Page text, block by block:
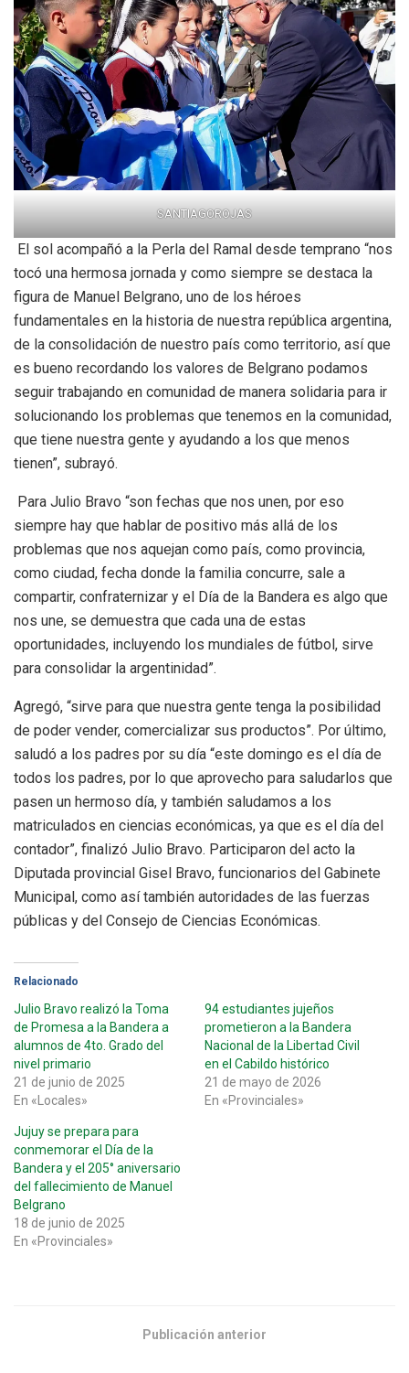
SANTIAGOROJAS
El sol acompañó a la Perla del Ramal desde temprano “nos
tocó una hermosa jornada y como siempre se destaca la
figura de Manuel Belgrano, uno de los héroes
fundamentales en la historia de nuestra república argentina,
de la consolidación de nuestro país como territorio, así que
es bueno recordando los valores de Belgrano podamos
seguir trabajando en comunidad de manera solidaria para ir
solucionando los problemas que tenemos en la comunidad,
que tiene nuestra gente y ayudando a los que menos
tienen”, subrayó.
Para Julio Bravo “son fechas que nos unen, por eso
siempre hay que hablar de positivo más allá de los
problemas que nos aquejan como país, como provincia,
como ciudad, fecha donde la familia concurre, sale a
compartir, confraternizar y el Día de la Bandera es algo que
nos une, se demuestra que cada una de estas
oportunidades, incluyendo los mundiales de fútbol, sirve
para consolidar la argentinidad”.
Agregó, “sirve para que nuestra gente tenga la posibilidad
de poder vender, comercializar sus productos”. Por último,
saludó a los padres por su día “este domingo es el día de
todos los padres, por lo que aprovecho para saludarlos que
pasen un hermoso día, y también saludamos a los
matriculados en ciencias económicas, ya que es el día del
contador”, finalizó Julio Bravo. Participaron del acto la
Diputada provincial Gisel Bravo, funcionarios del Gabinete
Municipal, como así también autoridades de las fuerzas
públicas y del Consejo de Ciencias Económicas.
Relacionado
Julio Bravo realizó la Toma
de Promesa a la Bandera a
alumnos de 4to. Grado del
nivel primario
21 de junio de 2025
En «Locales»
94 estudiantes jujeños
prometieron a la Bandera
Nacional de la Libertad Civil
en el Cabildo histórico
21 de mayo de 2026
En «Provinciales»
Jujuy se prepara para
conmemorar el Día de la
Bandera y el 205° aniversario
del fallecimiento de Manuel
Belgrano
18 de junio de 2025
En «Provinciales»
Publicación anterior